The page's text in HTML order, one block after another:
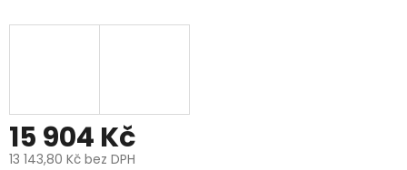
15 904 Kč
13 143,80 Kč bez DPH